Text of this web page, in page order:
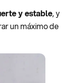
y estable, y
un máximo de